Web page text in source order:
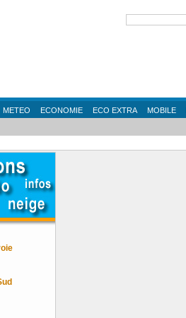
METEO ECONOMIE ECO EXTRA MOBILE